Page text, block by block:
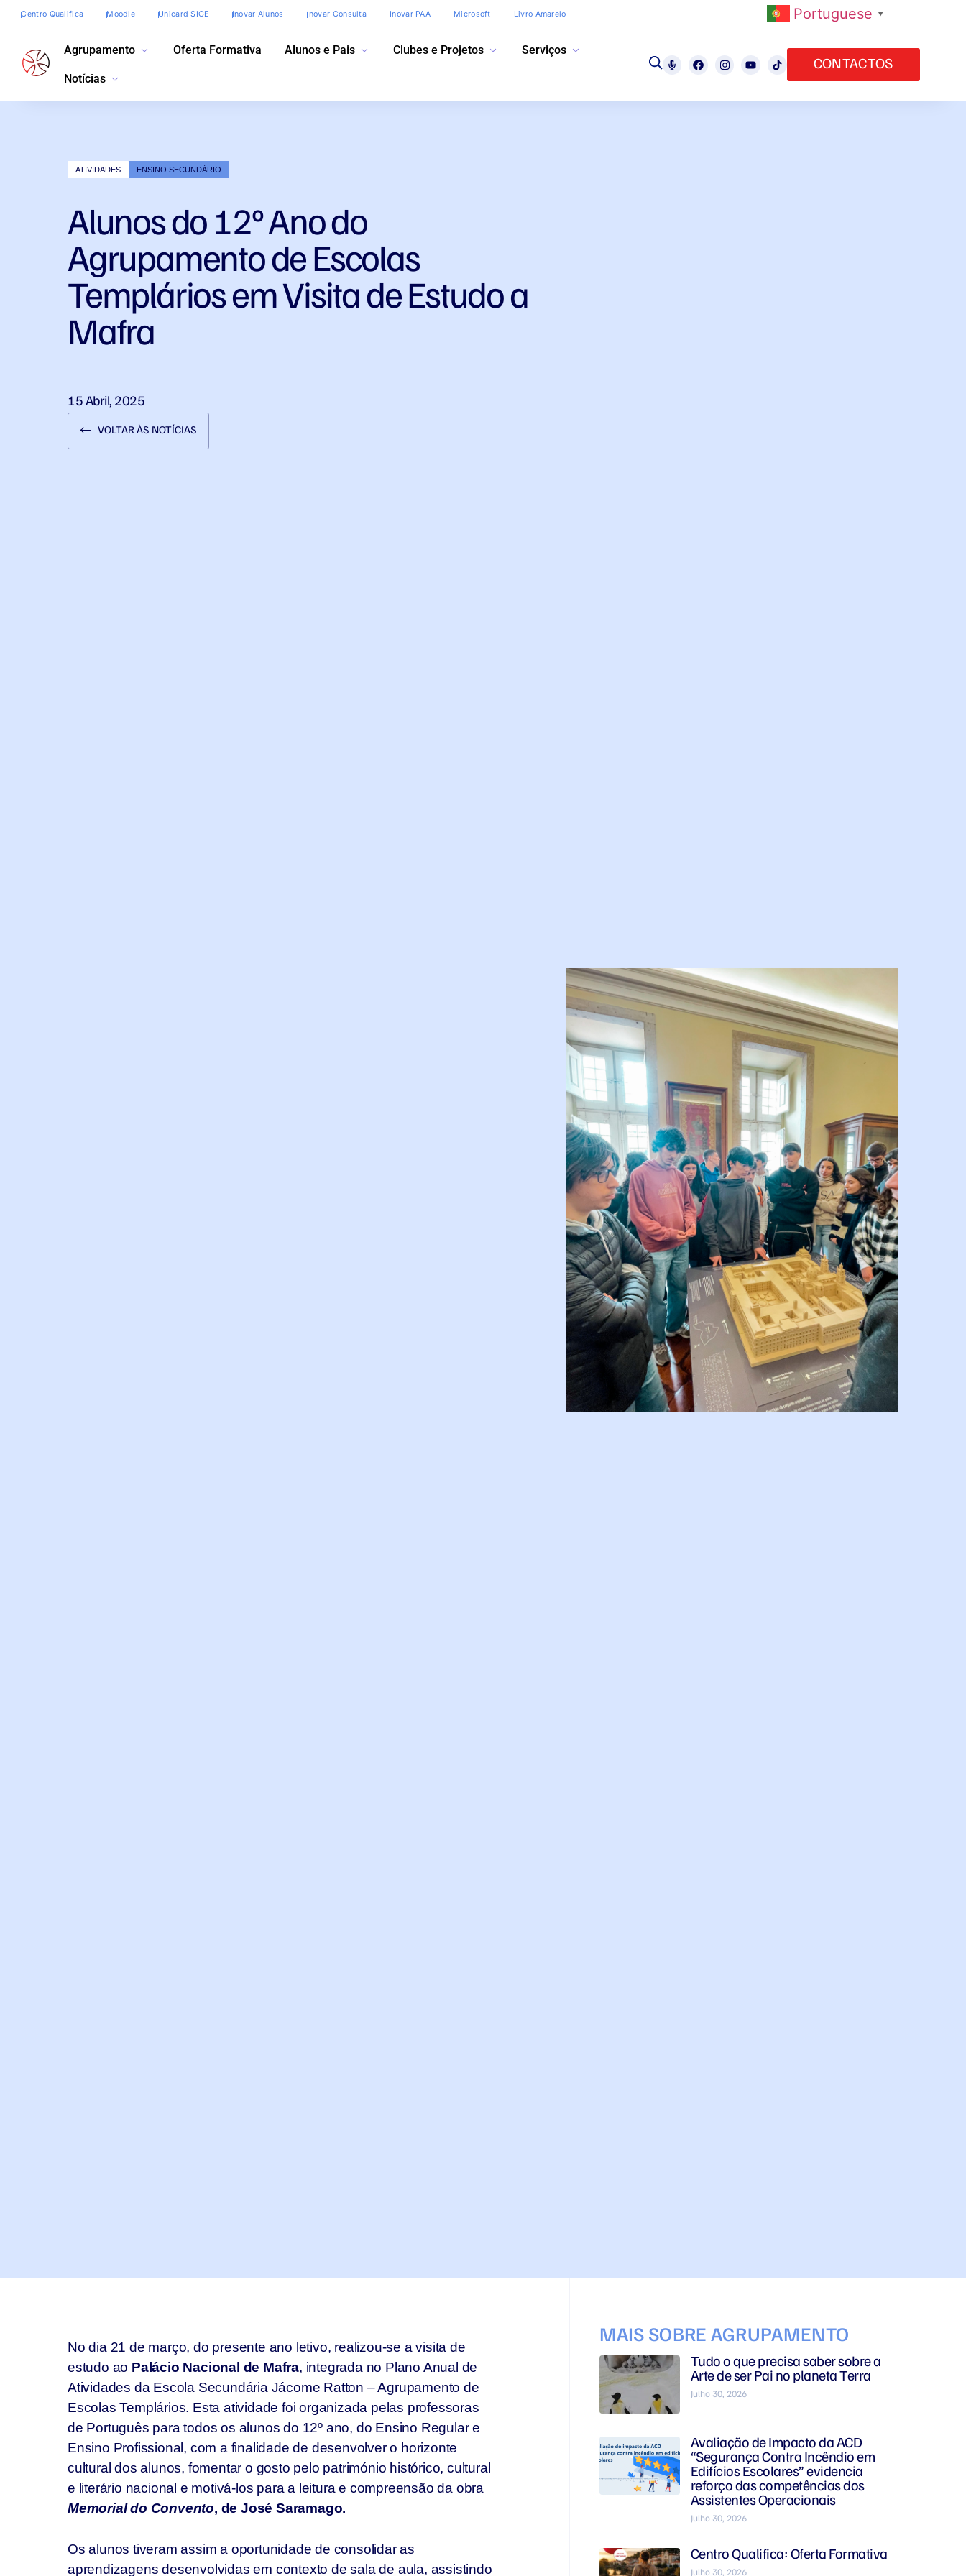
Centro Qualifica Moodle Unicard SIGE Inovar Alunos Inovar Consulta Inovar PAA Microsoft Livro Amarelo Portuguese ▼
Agrupamento Oferta Formativa Alunos e Pais Clubes e Projetos Serviços
Notícias
CONTACTOS
ATIVIDADES ENSINO SECUNDÁRIO
Alunos do 12º Ano do
Agrupamento de Escolas
Templários em Visita de Estudo a
Mafra
15 Abril, 2025
VOLTAR ÀS NOTÍCIAS
No dia 21 de março, do presente ano letivo, realizou-se a visita de
estudo ao Palácio Nacional de Mafra, integrada no Plano Anual de
Atividades da Escola Secundária Jácome Ratton – Agrupamento de
Escolas Templários. Esta atividade foi organizada pelas professoras
de Português para todos os alunos do 12º ano, do Ensino Regular e
Ensino Profissional, com a finalidade de desenvolver o horizonte
cultural dos alunos, fomentar o gosto pelo património histórico, cultural
e literário nacional e motivá-los para a leitura e compreensão da obra
Memorial do Convento, de José Saramago.
Os alunos tiveram assim a oportunidade de consolidar as
aprendizagens desenvolvidas em contexto de sala de aula, assistindo
MAIS SOBRE AGRUPAMENTO
Tudo o que precisa saber sobre a
Arte de ser Pai no planeta Terra
Julho 30, 2026
Avaliação de Impacto da ACD
“Segurança Contra Incêndio em
Edifícios Escolares” evidencia
reforço das competências dos
Assistentes Operacionais
Julho 30, 2026
Centro Qualifica: Oferta Formativa
Julho 30, 2026